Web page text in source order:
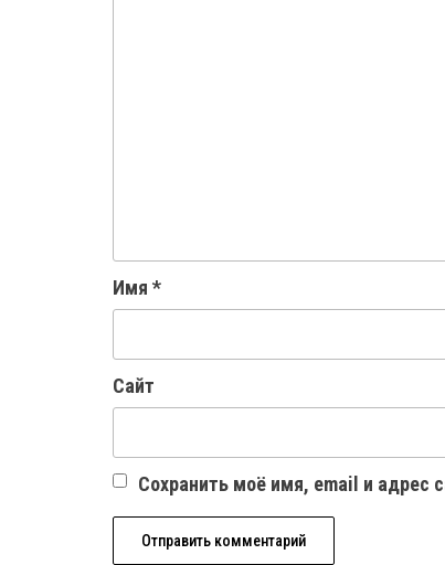
Имя *
Сайт
Сохранить моё имя, email и адрес